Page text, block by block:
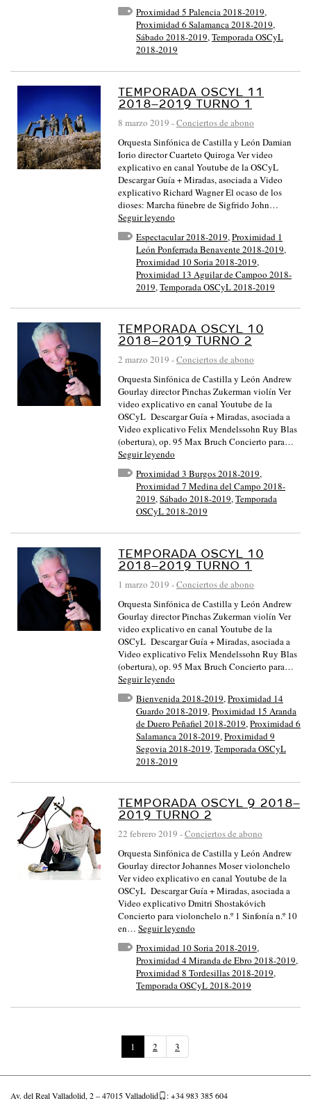
Proximidad 5 Palencia 2018-2019,
Proximidad 6 Salamanca 2018-2019,
Sábado 2018-2019,Temporada OSCyL
2018-2019
TEMPORADA OSCYL 11
2018–2019 TURNO 1
8 marzo 2019 -Conciertos de abono
Orquesta Sinfónica de Castilla y León Damian
Iorio director Cuarteto Quiroga Ver video
explicativo en canal Youtube de la OSCyL
Descargar Guía + Miradas, asociada a Video
explicativo Richard Wagner El ocaso de los
dioses: Marcha fúnebre de Sigfrido John…
Seguir leyendo
Espectacular 2018-2019,Proximidad 1
León Ponferrada Benavente 2018-2019,
Proximidad 10 Soria 2018-2019,
Proximidad 13 Aguilar de Campoo 2018-
2019,Temporada OSCyL 2018-2019
TEMPORADA OSCYL 10
2018–2019 TURNO 2
2 marzo 2019 -Conciertos de abono
Orquesta Sinfónica de Castilla y León Andrew
Gourlay director Pinchas Zukerman violín Ver
video explicativo en canal Youtube de la
OSCyL Descargar Guía + Miradas, asociada a
Video explicativo Felix Mendelssohn Ruy Blas
(obertura), op. 95 Max Bruch Concierto para…
Seguir leyendo
Proximidad 3 Burgos 2018-2019,
Proximidad 7 Medina del Campo 2018-
2019,Sábado 2018-2019,Temporada
OSCyL 2018-2019
TEMPORADA OSCYL 10
2018–2019 TURNO 1
1 marzo 2019 -Conciertos de abono
Orquesta Sinfónica de Castilla y León Andrew
Gourlay director Pinchas Zukerman violín Ver
video explicativo en canal Youtube de la
OSCyL Descargar Guía + Miradas, asociada a
Video explicativo Felix Mendelssohn Ruy Blas
(obertura), op. 95 Max Bruch Concierto para…
Seguir leyendo
Bienvenida 2018-2019,Proximidad 14
Guardo 2018-2019,Proximidad 15 Aranda
de Duero Peñafiel 2018-2019,Proximidad 6
Salamanca 2018-2019,Proximidad 9
Segovia 2018-2019,Temporada OSCyL
2018-2019
TEMPORADA OSCYL 9 2018–
2019 TURNO 2
22 febrero 2019 -Conciertos de abono
Orquesta Sinfónica de Castilla y León Andrew
Gourlay director Johannes Moser violonchelo
Ver video explicativo en canal Youtube de la
OSCyL Descargar Guía + Miradas, asociada a
Video explicativo Dmitri Shostakóvich
Concierto para violonchelo n.º 1 Sinfonía n.º 10
en… Seguir leyendo
Proximidad 10 Soria 2018-2019,
Proximidad 4 Miranda de Ebro 2018-2019,
Proximidad 8 Tordesillas 2018-2019,
Temporada OSCyL 2018-2019
1
P
i
2 3
Av. del Real Valladolid, 2 – 47015 Valladolid : +34 983 385 604